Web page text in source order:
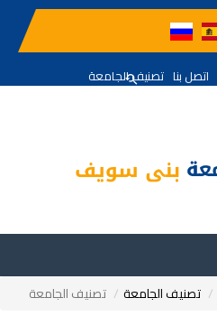
اتصل بنا تصنيف الجامعة
تصنيف الجامعة تصنيف الجامعة